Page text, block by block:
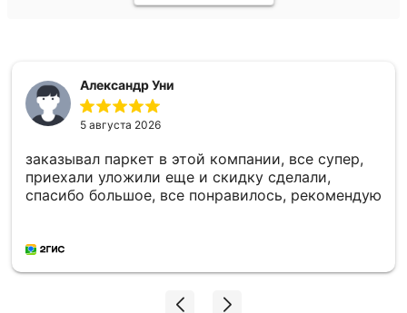
Александр Уни
5 августа 2026
заказывал паркет в этой компании, все супер,
приехали уложили еще и скидку сделали,
спасибо большое, все понравилось, рекомендую